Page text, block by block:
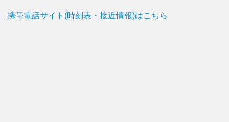
携帯電話サイト(時刻表・接近情報)はこちら